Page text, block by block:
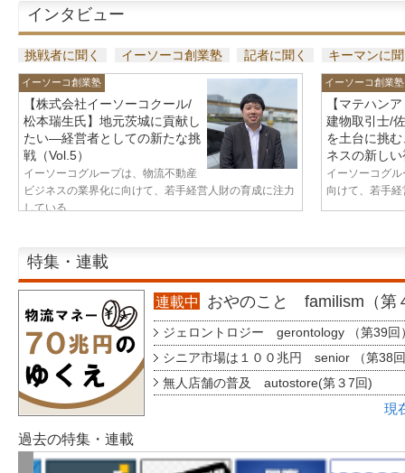
インタビュー
挑戦者に聞く イーソーコ創業塾 記者に聞く キーマンに
イーソーコ創業塾
【株式会社イーソーコクール/
松本瑞生氏】地元茨城に貢献し
たい—経営者としての新たな挑
戦（Vol.5）
イーソーコグループは、物流不動産
ビジネスの業界化に向けて、若手経営人財の育成に注力
している...
イーソーコ創業塾
【マテハン
建物取引士/
を土台に挑
ネスの新し
イーソーコグ
向けて、若手
特集・連載
連載中 おやのこと familism（第
ジェロントロジー gerontology （第39回
シニア市場は１００兆円 senior （第38
無人店舗の普及 autostore(第３7回)
現
過去の特集・連載